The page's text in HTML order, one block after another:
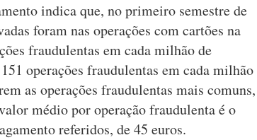
indica que, no primeiro semestre de
foram nas operações com cartões na
fraudulentas em cada milhão de
operações fraudulentas em cada milhão
as operações fraudulentas mais comuns,
médio por operação fraudulenta é o
referidos, de 45 euros.